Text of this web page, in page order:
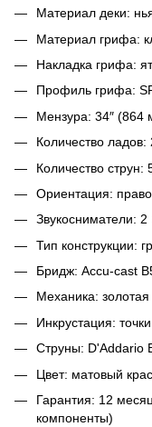
Материал деки:
Материал грифа:
Накладка грифа:
Профиль грифа:
Мензура: 34″ (864
Количество ладов:
Количество струн:
Ориентация:
Звукосниматели:
Тип конструкции:
Бридж: Accu-cast
Механика: золотая
Инкрустация: точки
Струны: D'Addario
Цвет: матовый
Гарантия: 12
компоненты)